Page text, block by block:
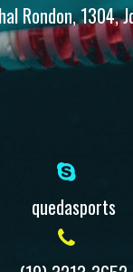
Rondon, 1304,
quedasports